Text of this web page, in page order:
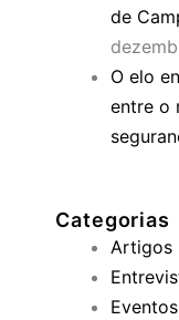
de
O elo
entre o
Categorias
Artigos
Eventos